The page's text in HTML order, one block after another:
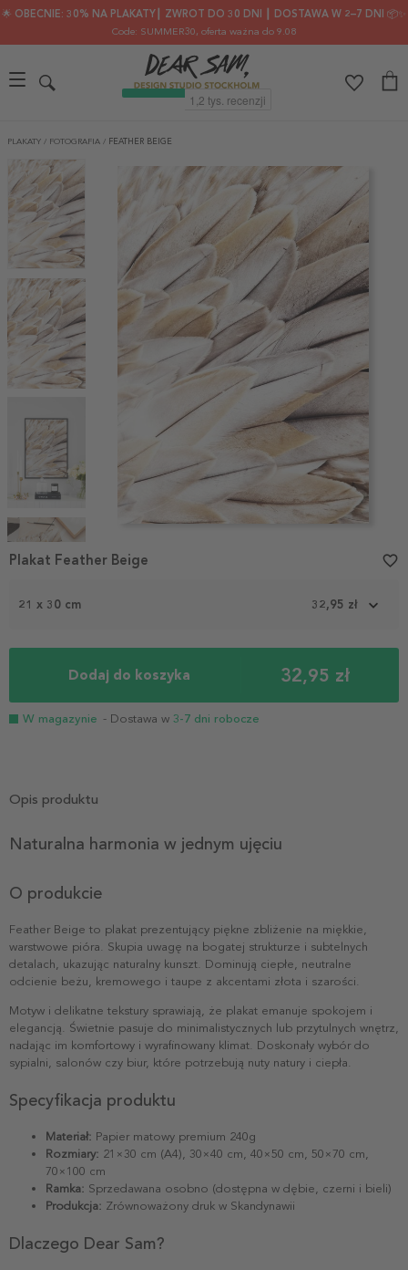
🌟 OBECNIE: 30% NA PLAKATY┃ ZWROT DO 30 DNI ┃ DOSTAWA W 2–7 DNI 📦✨
Code: SUMMER30, oferta ważna do 9.08
PLAKATY / FOTOGRAFIA / FEATHER BEIGE
1
21 x 30 cm 32,95 zł
Dodaj do koszyka 32,95 zł
W magazynie - Dostawa w 3-7 dni robocze
Plakat Feather Beige favorite_border
Opis produktu
Naturalna harmonia w jednym ujęciu
O produkcie
Feather Beige to plakat prezentujący piękne zbliżenie na miękkie,
warstwowe pióra. Skupia uwagę na bogatej strukturze i subtelnych
detalach, ukazując naturalny kunszt. Dominują ciepłe, neutralne
odcienie beżu, kremowego i taupe z akcentami złota i szarości.
Motyw i delikatne tekstury sprawiają, że plakat emanuje spokojem i
elegancją. Świetnie pasuje do minimalistycznych lub przytulnych wnętrz,
nadając im komfortowy i wyrafinowany klimat. Doskonały wybór do
sypialni, salonów czy biur, które potrzebują nuty natury i ciepła.
Specyfikacja produktu
Materiał: Papier matowy premium 240g
Rozmiary: 21×30 cm (A4), 30×40 cm, 40×50 cm, 50×70 cm,
70×100 cm
Ramka: Sprzedawana osobno (dostępna w dębie, czerni i bieli)
Produkcja: Zrównoważony druk w Skandynawii
Dlaczego Dear Sam?